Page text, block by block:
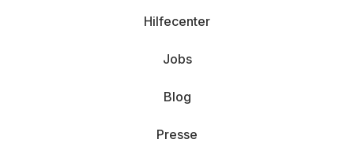
Hilfecenter
Jobs
Blog
Presse